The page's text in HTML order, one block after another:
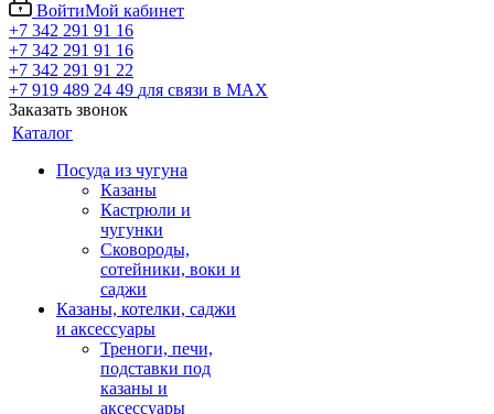
ВойтиМой кабинет
+7 342 291 91 16
+7 342 291 91 16
+7 342 291 91 22
+7 919 489 24 49 для связи в МАХ
Заказать звонок
Каталог
Посуда из чугуна
Казаны
Кастрюли и
чугунки
Сковороды,
сотейники, воки и
саджи
Казаны, котелки, саджи
и аксессуары
Треноги, печи,
подставки под
казаны и
аксессуары